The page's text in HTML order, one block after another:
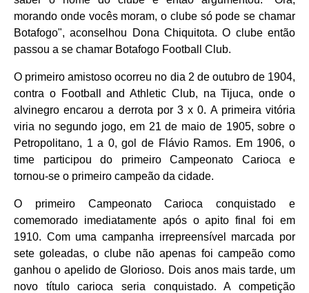
morando onde vocês moram, o clube só pode se chamar
Botafogo", aconselhou Dona Chiquitota. O clube então
passou a se chamar Botafogo Football Club.
O primeiro amistoso ocorreu no dia 2 de outubro de 1904,
contra o Football and Athletic Club, na Tijuca, onde o
alvinegro encarou a derrota por 3 x 0. A primeira vitória
viria no segundo jogo, em 21 de maio de 1905, sobre o
Petropolitano, 1 a 0, gol de Flávio Ramos. Em 1906, o
time participou do primeiro Campeonato Carioca e
tornou-se o primeiro campeão da cidade.
O primeiro Campeonato Carioca conquistado e
comemorado imediatamente após o apito final foi em
1910. Com uma campanha irrepreensível marcada por
sete goleadas, o clube não apenas foi campeão como
ganhou o apelido de Glorioso. Dois anos mais tarde, um
novo título carioca seria conquistado. A competição